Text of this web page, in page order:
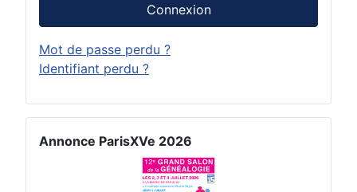
Connexion
Mot de passe perdu ?
Identifiant perdu ?
Annonce ParisXVe 2026